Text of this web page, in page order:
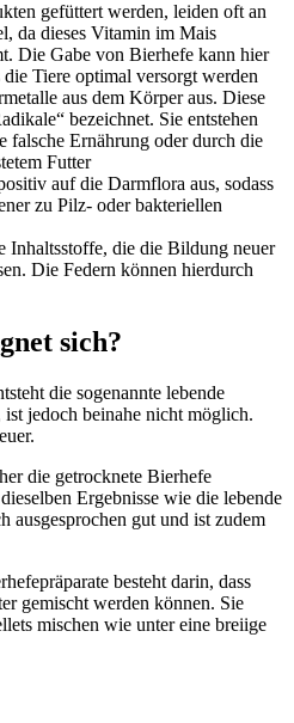
gefüttert werden, leiden oft an
da dieses Vitamin im Mais
Die Gabe von Bierhefe kann hier
Tiere optimal versorgt werden
aus dem Körper aus. Diese
bezeichnet. Sie entstehen
falsche Ernährung oder durch die
Futter
auf die Darmflora aus, sodass
zu Pilz- oder bakteriellen
Inhaltsstoffe, die die Bildung neuer
Die Federn können hierdurch
sich?
die sogenannte lebende
jedoch beinahe nicht möglich.
die getrocknete Bierhefe
Ergebnisse wie die lebende
ausgesprochen gut und ist zudem
besteht darin, dass
gemischt werden können. Sie
mischen wie unter eine breiige